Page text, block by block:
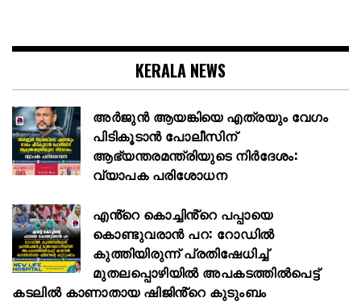
KERALA NEWS
അര്‍ജുന്‍ ആയങ്കിയെ എത്രയും വേഗം
പിടികൂടാന്‍ പോലീസിന്
ആഭ്യന്തരമന്ത്രിയുടെ നിര്‍ദേശം:
വ്യാപക പരിശോധന
എൻ്റെ കൊച്ചിൻ്റെ പപ്പായെ
കൊണ്ടുവരാന്‍ പറ: റോഡില്‍
കുത്തിയിരുന്ന് പ്രതിഷേധിച്ച്
മുതലപ്പൊഴിയില്‍ അപകടത്തില്‍പെട്ട്
കടലില്‍ കാണാതായ ഷിജിൻ്റെ കുടുംബം